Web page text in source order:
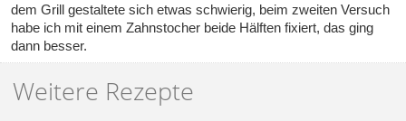
dem Grill gestaltete sich etwas schwierig, beim zweiten Versuch
habe ich mit einem Zahnstocher beide Hälften fixiert, das ging
dann besser.
Weitere Rezepte